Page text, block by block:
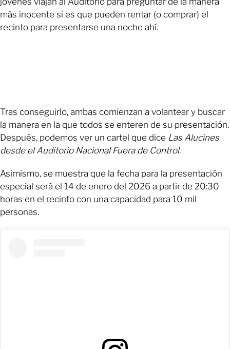
más inocente si es que pueden rentar (o comprar) el
recinto para presentarse una noche ahí.
Tras conseguirlo, ambas comienzan a volantear y buscar
la manera en la que todos se enteren de su presentación.
Después, podemos ver un cartel que dice Las Alucines
desde el Auditorio Nacional Fuera de Control.
Asimismo, se muestra que la fecha para la presentación
especial será el 14 de enero del 2026 a partir de 20:30
horas en el recinto con una capacidad para 10 mil
personas.